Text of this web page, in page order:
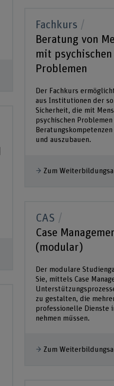
Fachkurs
Beratung von
mit psychischen
Problemen
Der Fachkurs
aus Institutionen der
Sicherheit, die mit
psychischen
und auszubauen.
Zum
CAS
Case
(modular)
Der modulare
Sie, mittels Case
zu gestalten, die
professionelle Dienste
nehmen müssen.
Zum